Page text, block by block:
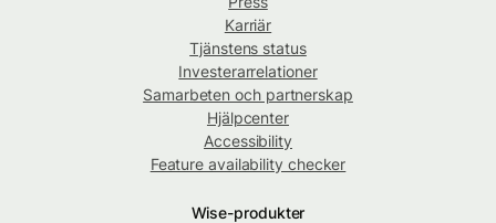
Karriär
Tjänstens status
Investerarrelationer
Samarbeten och partnerskap
Hjälpcenter
Accessibility
Feature availability checker
Wise-produkter